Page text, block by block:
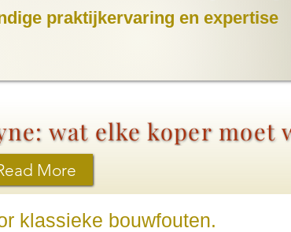
praktijkervaring en expertise
wat elke koper moet
More
klassieke bouwfouten.